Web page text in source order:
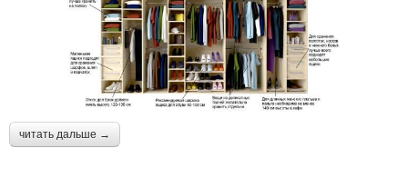
читать дальше →